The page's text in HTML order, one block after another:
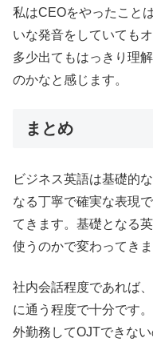
私はCEOをやったこと
いな発音をしていても
多少出てもはっきり理
のかなと感じます。
まとめ
ビジネス英語は基礎的
なる丁寧で確実な表現
てきます。基礎となる
使うのかで変わってきま
社内会話程度であれば
に通う程度で十分です
外勤務してOJTできな